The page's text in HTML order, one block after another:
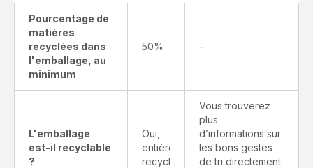
Pourcentage de
matières
recyclées dans
l'emballage, au
minimum
50% -
L'emballage
est-il recyclable
?
Oui,
entièrement
recyclable
Vous trouverez
plus
d’informations sur
les bons gestes
de tri directement